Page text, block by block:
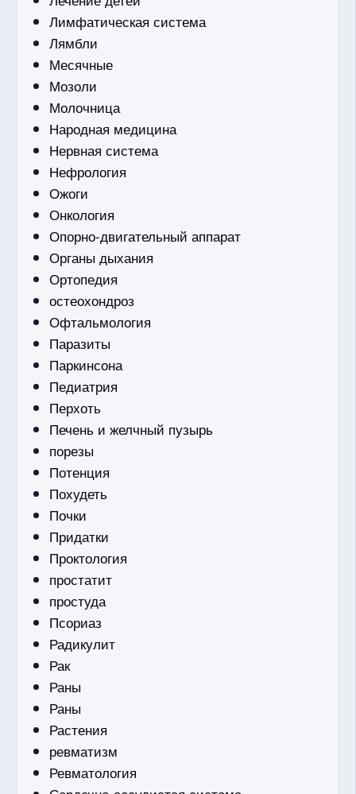
Лимфатическая система
Лямбли
Месячные
Мозоли
Молочница
Народная медицина
Нервная система
Нефрология
Ожоги
Онкология
Опорно-двигательный аппарат
Органы дыхания
Ортопедия
остеохондроз
Офтальмология
Паразиты
Паркинсона
Педиатрия
Перхоть
Печень и желчный пузырь
порезы
Потенция
Похудеть
Почки
Придатки
Проктология
простатит
простуда
Псориаз
Радикулит
Рак
Раны
Раны
Растения
ревматизм
Ревматология